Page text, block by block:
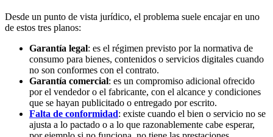
Desde un punto de vista jurídico, el problema suele encajar en uno
de estos tres planos:
Garantía legal: es el régimen previsto por la normativa de
consumo para bienes, contenidos o servicios digitales cuando
no son conformes con el contrato.
Garantía comercial: es un compromiso adicional ofrecido
por el vendedor o el fabricante, con el alcance y condiciones
que se hayan publicitado o entregado por escrito.
Falta de conformidad: existe cuando el bien o servicio no se
ajusta a lo pactado o a lo que razonablemente cabe esperar,